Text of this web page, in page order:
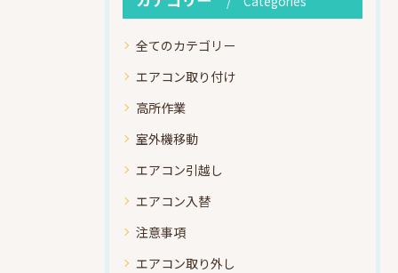
全てのカテゴリー
エアコン取り付け
高所作業
室外機移動
エアコン引越し
エアコン入替
注意事項
エアコン取り外し